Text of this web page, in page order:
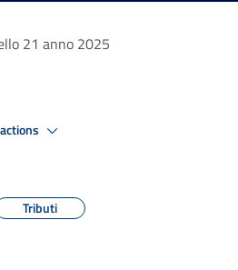
21 anno 2025
Tributi